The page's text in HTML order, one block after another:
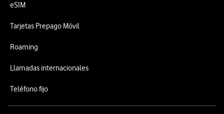
eSIM
Tarjetas Prepago Móvil
Roaming
Llamadas internacionales
Teléfono fijo